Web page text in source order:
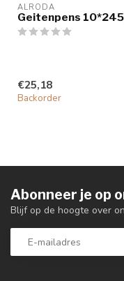
ALRODA
Geitenpens
€25,18
Backorder
Abonneer je op
Blijf op de hoogte over